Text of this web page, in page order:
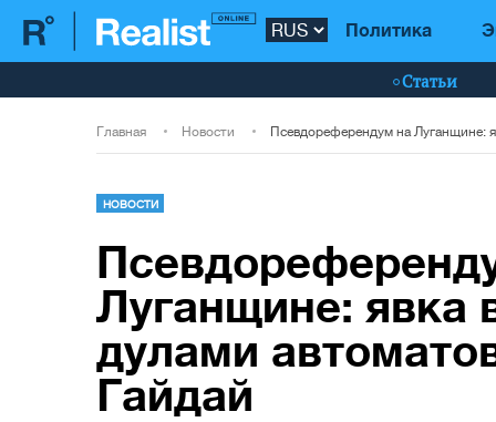
Политика
Статьи
Главная Новости
НОВОСТИ
Луганщине: явка
дулами
Гайдай